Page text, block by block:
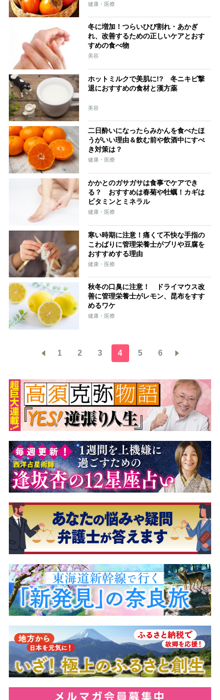
健康・医療
冬に増加！つらいひび割れ・あかぎ
れ、改善するための正しいケアとおす
すめの食べ物
美容
ホットミルクで美肌に!? 冬ニキビ撃
退におすすめの食材と漢方薬
美容
二日酔いになったらみかんを食べたほ
うがいい理由＆飲む前や飲酒中にすべ
き対策は？
健康・医療
かかとのガサガサは食事でケアでき
る？ おすすめは春菊や牡蠣！カギは
ビタミンとミネラル
健康・医療
寒い時期に注意！痛くて不快な手指の
こわばりに管理栄養士がブリや豆腐を
おすすめする理由
健康・医療
秋冬の口臭に注意！ ドライマウス改
善に管理栄養士がレモン、昆布をすす
めるワケ
健康・医療
1 2 3 4 5 6